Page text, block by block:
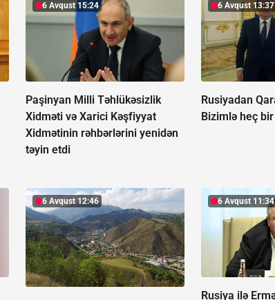
6 Avqust 15:24
Paşinyan Milli Təhlükəsizlik
Xidməti və Xarici Kəşfiyyat
Xidmətinin rəhbərlərini yenidən
təyin etdi
6 Avqust 13:37
Rusiyadan
Bizimlə heç
6 Avqust 12:46 6 Avqust 11:34
Rusiya ilə